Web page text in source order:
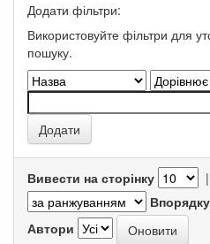
Додати фільтри:
Використовуйте фільтри для
пошуку.
Вивести на сторінку |
Автори